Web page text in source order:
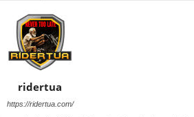
ridertua
https://ridertua.com/